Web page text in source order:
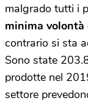
malgrado tutti i
minima
contrario si sta
Sono state
prodotte nel
settore